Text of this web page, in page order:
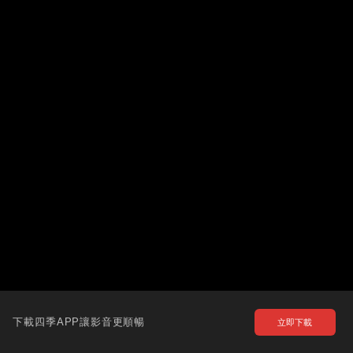
下載四季APP讓影音更順暢 立即下載